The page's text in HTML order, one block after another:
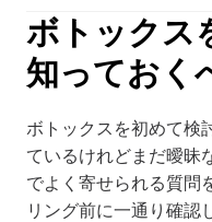
ボトックス
知っておく
ボトックスを初めて検
ているけれどまだ曖昧
でよく寄せられる質問
リング前に一通り確認